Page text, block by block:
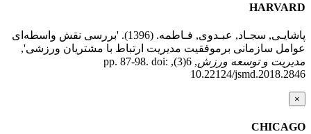
HARVARD
پاشایـی, سجـاد, عبـدوی, فـاطمه. (1396). 'بررسی نقش واسطه‌ای
عوامل سازمانی برموفقیت مدیریت ارتباط با مشتریان ورزشی',
مدیریت و توسعه ورزش
, 6(3), pp. 87-98. doi:
10.22124/jsmd.2018.2846
×
CHICAGO